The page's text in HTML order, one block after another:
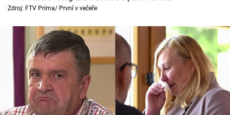
Zdroj: FTV Prima/ První v večeře